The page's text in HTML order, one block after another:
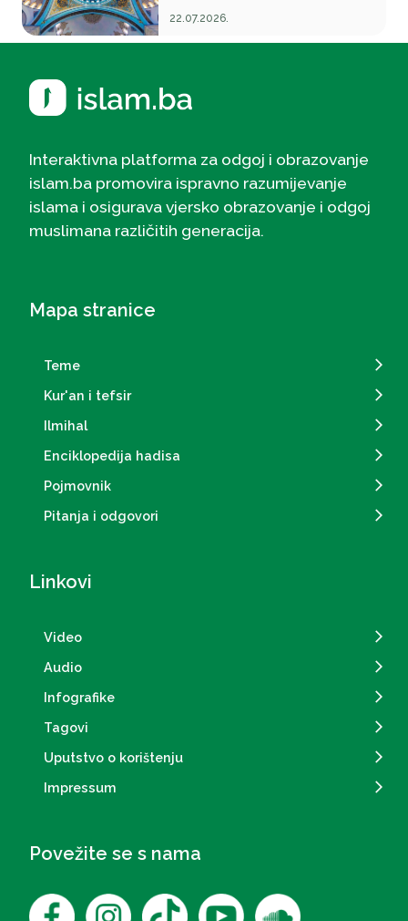
22.07.2026.
Interaktivna platforma za odgoj i obrazovanje
islam.ba promovira ispravno razumijevanje
islama i osigurava vjersko obrazovanje i odgoj
muslimana različitih generacija.
Mapa stranice
Teme
Kur'an i tefsir
Ilmihal
Enciklopedija hadisa
Pojmovnik
Pitanja i odgovori
Linkovi
Video
Audio
Infografike
Tagovi
Uputstvo o korištenju
Impressum
Povežite se s nama